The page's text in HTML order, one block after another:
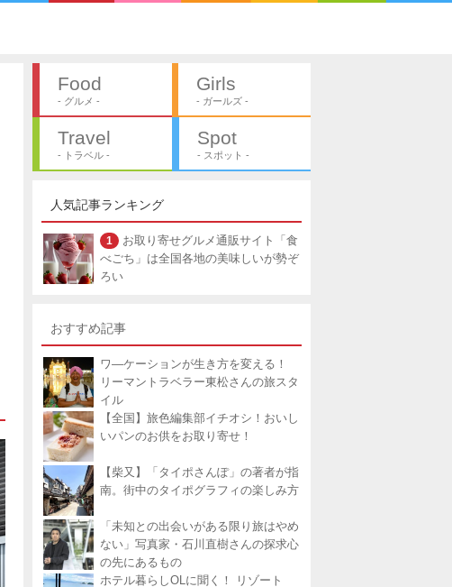
Food
- グルメ -
Girls
- ガールズ -
Travel
- トラベル -
Spot
- スポット -
人気記事ランキング
1
お取り寄せグルメ通販サイト「食
べごち」は全国各地の美味しいが勢ぞ
ろい
おすすめ記事
ワ―ケーションが生き方を変える！
リーマントラベラー東松さんの旅スタ
イル
【全国】旅色編集部イチオシ！おいし
いパンのお供をお取り寄せ！
【柴又】「タイポさんぽ」の著者が指
南。街中のタイポグラフィの楽しみ方
「未知との出会いがある限り旅はやめ
ない」写真家・石川直樹さんの探求心
の先にあるもの
ホテル暮らしOLに聞く！ リゾート